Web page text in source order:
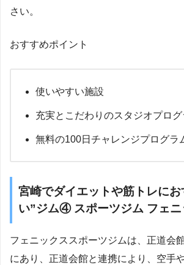
さい。
おすすめポイント
使いやすい施設
充実とこだわりのスタジオプログ
無料の100日チャレンジプログラ
宮崎でダイエットや筋トレに
い”ジム④ スポーツジム フェニ
フェニックススポーツジムは、正道会
にあり、正道会館と連携により、空手